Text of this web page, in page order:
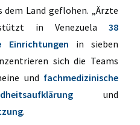
dem Land geflohen. „Ärzte
in Venezuela 38
Einrichtungen in sieben
sich die Teams
und fachmedizinische
und
.